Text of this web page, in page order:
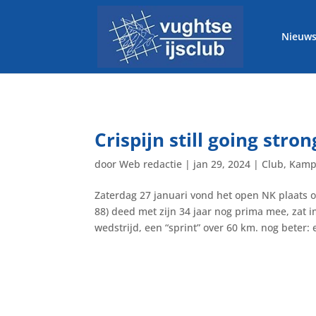
Nieuws
Crispijn still going
doorWeb redactie | jan 29, 2024 | Club,
Zaterdag 27 januari vond het open NK plaats
88) deed met zijn 34 jaar nog prima mee, zat
wedstrijd, een “sprint” over 60 km. nog beter: